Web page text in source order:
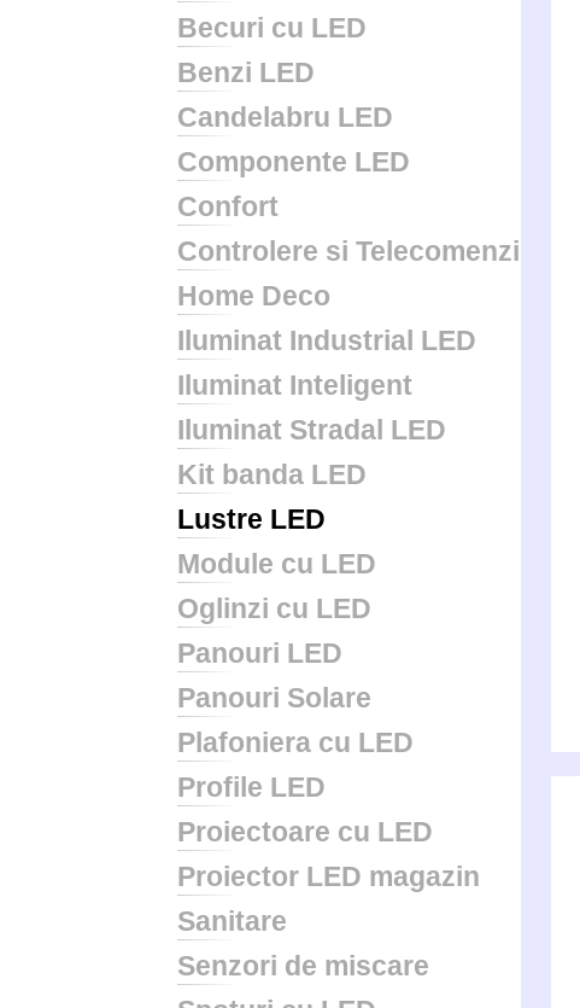
Becuri cu LED
Benzi LED
Candelabru LED
Componente LED
Confort
Controlere si Telecomenzi
Home Deco
Iluminat Industrial LED
Iluminat Inteligent
Iluminat Stradal LED
Kit banda LED
Lustre LED
Module cu LED
Oglinzi cu LED
Panouri LED
Panouri Solare
Plafoniera cu LED
Profile LED
Proiectoare cu LED
Proiector LED magazin
Sanitare
Senzori de miscare